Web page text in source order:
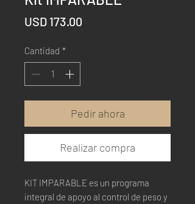
USD 173.00
Cantidad *
Pedir ahora
Realizar compra
KIT IMPARABLE es un programa
integral de apoyo al control de peso y